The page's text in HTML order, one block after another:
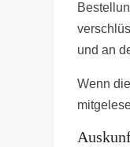
und an
Wenn